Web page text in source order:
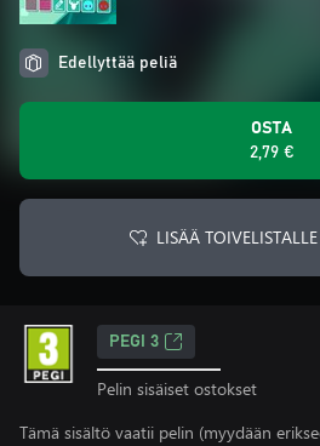
Edellyttää peliä
OSTA
2,79 €
LISÄÄ TOIVELISTALLE
PEGI 3
Pelin sisäiset ostokset
Tämä sisältö vaatii pelin (myydään